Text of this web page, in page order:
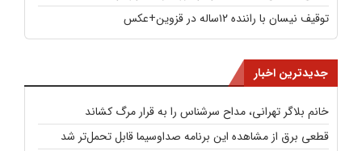
توقیف نیسان با راننده ۱۲ساله در قزوین+عکس
جدیدترین اخبار
خانم بلاگر تهرانی، مداح سرشناس را به قرار مرگ کشاند
قطعی برق از مشاهده این برنامه صداوسیما قابل تحمل‌تر شد